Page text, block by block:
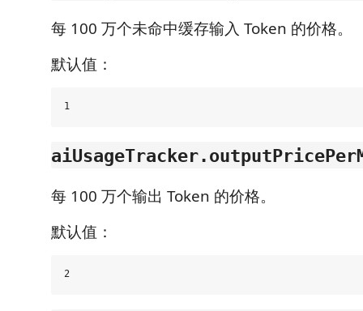
每 100 万个未命中缓存输入 Token 的价格。
默认值：
每 100 万个输出 Token 的价格。
默认值：